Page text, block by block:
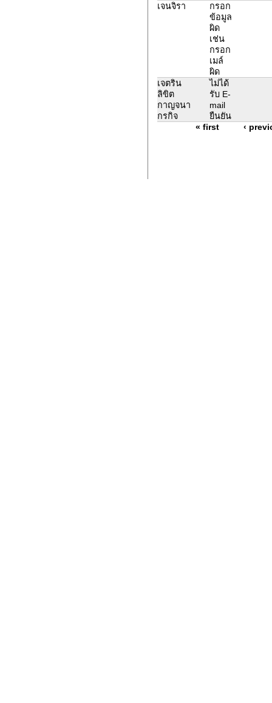
เจนจิรา
กรอก
ข้อมูล
ผิด
เช่น
กรอก
เมล์
ผิด
เจตริน
ลิขิต
กาญจนา
กรกิจ
ไม่ได้
รับ E-
mail
ยืนยัน
« first
‹